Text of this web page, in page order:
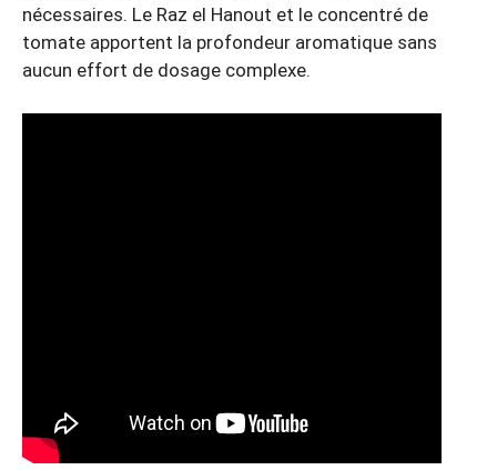
nécessaires. Le Raz el Hanout et le concentré de
tomate apportent la profondeur aromatique sans
aucun effort de dosage complexe.